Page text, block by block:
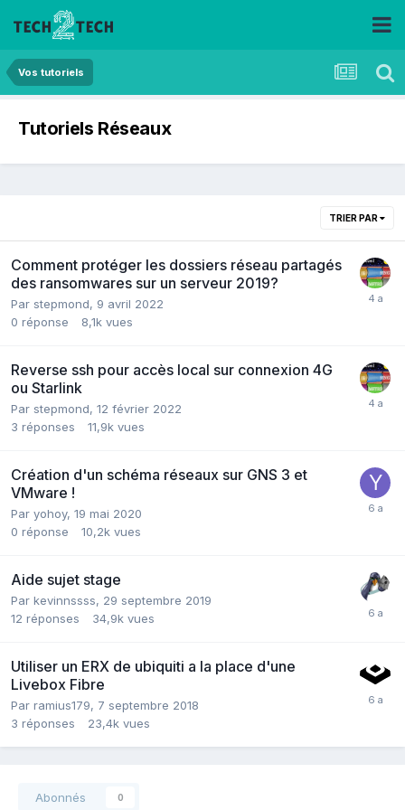
Vos tutoriels
Tutoriels Réseaux
TRIER PAR
Comment protéger les dossiers réseau partagés
des ransomwares sur un serveur 2019?
Par stepmond, 9 avril 2022
0 réponse 8,1k vues
Reverse ssh pour accès local sur connexion 4G
ou Starlink
Par stepmond, 12 février 2022
3 réponses 11,9k vues
Création d'un schéma réseaux sur GNS 3 et
VMware !
Par yohoy, 19 mai 2020
0 réponse 10,2k vues
Aide sujet stage
Par kevinnssss, 29 septembre 2019
12 réponses 34,9k vues
Utiliser un ERX de ubiquiti a la place d'une
Livebox Fibre
Par ramius179, 7 septembre 2018
3 réponses 23,4k vues
Abonnés 0